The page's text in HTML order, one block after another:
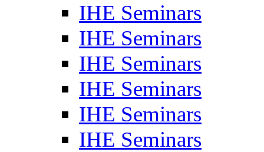
IHE Seminars
IHE Seminars
IHE Seminars
IHE Seminars
IHE Seminars
IHE Seminars